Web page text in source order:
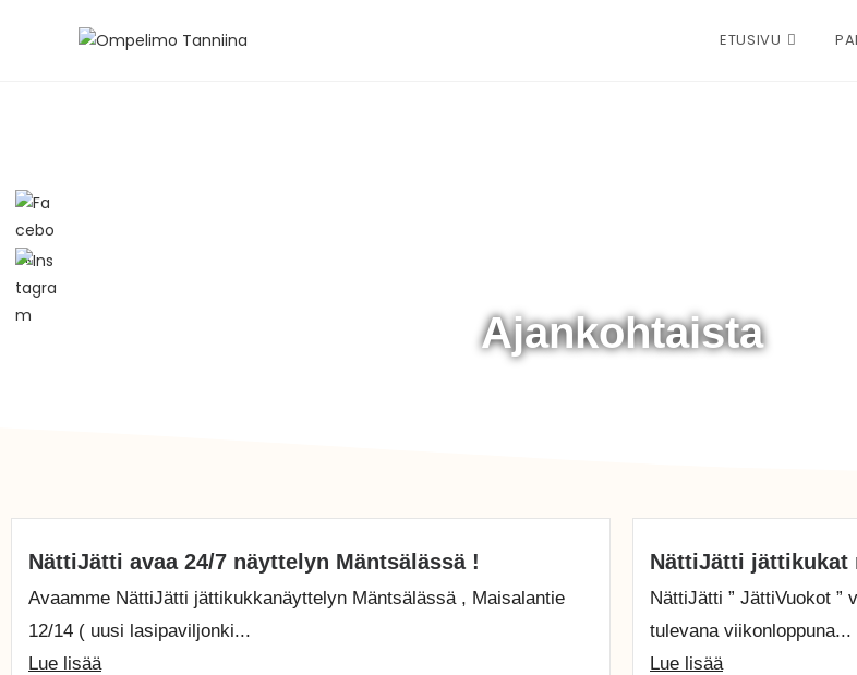
ETUSIVU
Ajankohtaista
NättiJätti avaa 24/7 näyttelyn Mäntsälässä !
Avaamme NättiJätti jättikukkanäyttelyn Mäntsälässä , Maisalantie
12/14 ( uusi lasipaviljonki...
Lue lisää
NättiJätti jättikukat
NättiJätti ” JättiVuokot ”
tulevana viikonloppuna...
Lue lisää